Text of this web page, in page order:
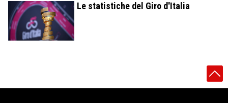
Le statistiche del Giro d'Italia